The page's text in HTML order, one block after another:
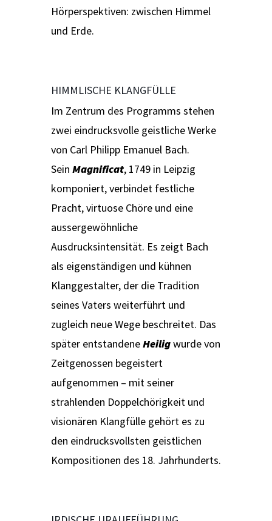
Hörperspektiven: zwischen Himmel
und Erde.
HIMMLISCHE KLANGFÜLLE
Im Zentrum des Programms stehen
zwei eindrucksvolle geistliche Werke
von Carl Philipp Emanuel Bach.
Sein Magnificat, 1749 in Leipzig
komponiert, verbindet festliche
Pracht, virtuose Chöre und eine
aussergewöhnliche
Ausdrucksintensität. Es zeigt Bach
als eigenständigen und kühnen
Klanggestalter, der die Tradition
seines Vaters weiterführt und
zugleich neue Wege beschreitet. Das
später entstandeneHeiligwurde von
Zeitgenossen begeistert
aufgenommen – mit seiner
strahlenden Doppelchörigkeit und
visionären Klangfülle gehört es zu
den eindrucksvollsten geistlichen
Kompositionen des 18. Jahrhunderts.